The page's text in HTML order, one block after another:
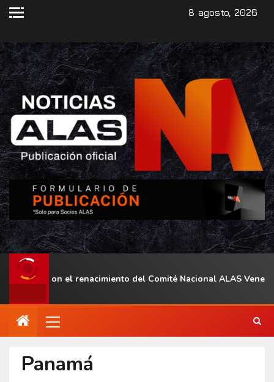
8 agosto, 2026
el renacimiento del Comité Nacional ALAS Venezuela
Panamá